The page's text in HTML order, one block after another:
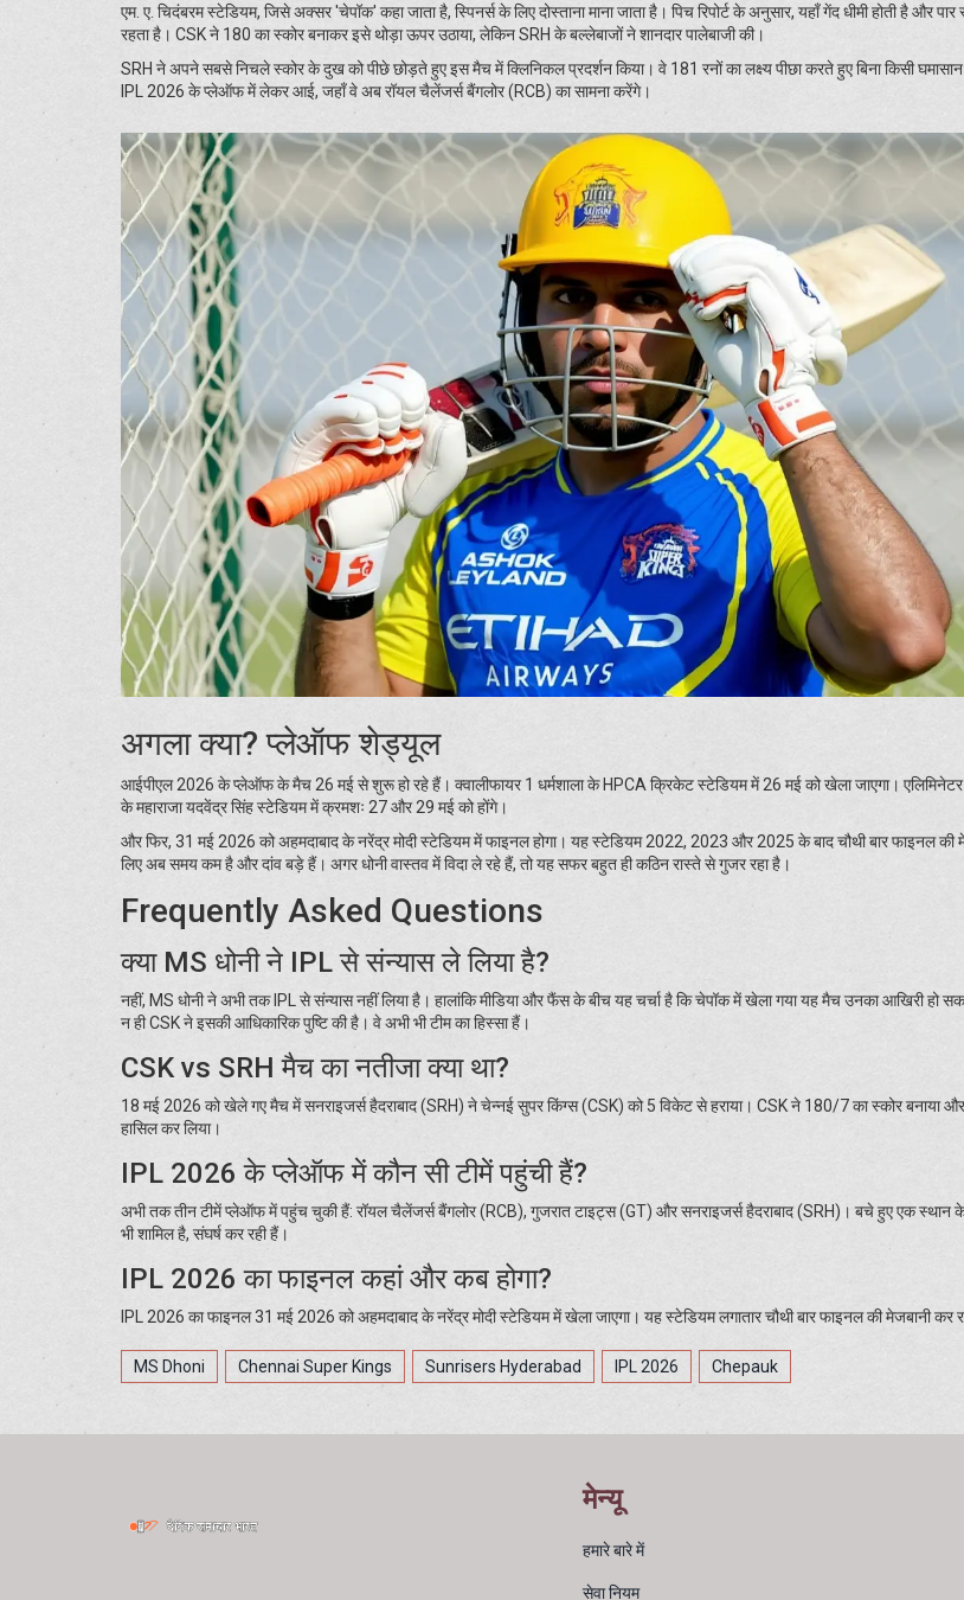
एम. ए. चिदंबरम स्टेडियम, जिसे अक्सर 'चेपॉक' कहा जाता है, स्पिनर्स के लिए दोस्ताना माना जाता है। पिच रिपोर्ट के अनुसार, यहाँ गेंद धीमी होती है और
रहता है। CSK ने 180 का स्कोर बनाकर इसे थोड़ा ऊपर उठाया, लेकिन SRH के बल्लेबाजों ने शानदार पालेबाजी की।
SRH ने अपने सबसे निचले स्कोर के दुख को पीछे छोड़ते हुए इस मैच में क्लिनिकल प्रदर्शन किया। वे 181 रनों का लक्ष्य पीछा करते हुए बिना किसी
IPL 2026 के प्लेऑफ में लेकर आई, जहाँ वे अब रॉयल चैलेंजर्स बैंगलोर (RCB) का सामना करेंगे।
अगला क्या? प्लेऑफ शेड्यूल
आईपीएल 2026 के प्लेऑफ के मैच 26 मई से शुरू हो रहे हैं। क्वालीफायर 1 धर्मशाला के HPCA क्रिकेट स्टेडियम में 26 मई को खेला जाएगा। एलिमिनेटर
के महाराजा यदवेंद्र सिंह स्टेडियम में क्रमशः 27 और 29 मई को होंगे।
और फिर, 31 मई 2026 को अहमदाबाद के नरेंद्र मोदी स्टेडियम में फाइनल होगा। यह स्टेडियम 2022, 2023 और 2025 के बाद चौथी बार फाइनल की
लिए अब समय कम है और दांव बड़े हैं। अगर धोनी वास्तव में विदा ले रहे हैं, तो यह सफर बहुत ही कठिन रास्ते से गुजर रहा है।
Frequently Asked Questions
क्या MS धोनी ने IPL से संन्यास ले लिया है?
नहीं, MS धोनी ने अभी तक IPL से संन्यास नहीं लिया है। हालांकि मीडिया और फैंस के बीच यह चर्चा है कि चेपॉक में खेला गया यह मैच उनका आखिरी हो
न ही CSK ने इसकी आधिकारिक पुष्टि की है। वे अभी भी टीम का हिस्सा हैं।
CSK vs SRH मैच का नतीजा क्या था?
18 मई 2026 को खेले गए मैच में सनराइजर्स हैदराबाद (SRH) ने चेन्नई सुपर किंग्स (CSK) को 5 विकेट से हराया। CSK ने 180/7 का स्कोर बनाया
हासिल कर लिया।
IPL 2026 के प्लेऑफ में कौन सी टीमें पहुंची हैं?
अभी तक तीन टीमें प्लेऑफ में पहुंच चुकी हैं: रॉयल चैलेंजर्स बैंगलोर (RCB), गुजरात टाइट्स (GT) और सनराइजर्स हैदराबाद (SRH)। बचे हुए एक स्थान के
भी शामिल है, संघर्ष कर रही हैं।
IPL 2026 का फाइनल कहां और कब होगा?
IPL 2026 का फाइनल 31 मई 2026 को अहमदाबाद के नरेंद्र मोदी स्टेडियम में खेला जाएगा। यह स्टेडियम लगातार चौथी बार फाइनल की मेजबानी कर
MS Dhoni Chennai Super Kings Sunrisers Hyderabad IPL 2026 Chepauk
मेन्यू
हमारे बारे में
सेवा नियम